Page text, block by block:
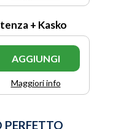
+ Kasko
AGGIUNGI
Maggiori info
PERFETTO